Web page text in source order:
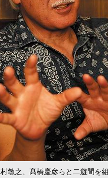
敏之、髙橋慶彦らと二遊間を